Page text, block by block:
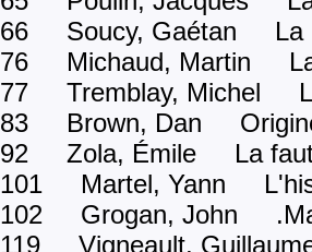
66 Soucy, Gaétan La
76 Michaud, Martin La
77 Tremblay, Michel
83 Brown, Dan
92 Zola, Émile La
101 Martel, Yann
102 Grogan, John
119 Vigneault,